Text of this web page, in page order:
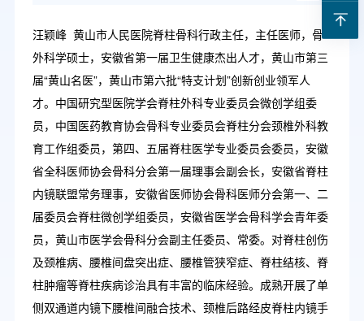
汪颖峰 黄山市人民医院脊柱骨科行政主任，主任医师，骨
外科学硕士，安徽省第一届卫生健康杰出人才，黄山市第三
届“黄山名医”，黄山市第六批“特支计划”创新创业领军人
才。中国研究型医院学会脊柱外科专业委员会微创学组委
员，中国医药教育协会骨科专业委员会脊柱分会颈椎外科教
育工作组委员，第四、五届脊柱医学专业委员会委员，安徽
省全科医师协会骨科分会第一届理事会副会长，安徽省脊柱
内镜联盟常务理事，安徽省医师协会骨科医师分会第一、二
届委员会脊柱微创学组委员，安徽省医学会骨科学会青年委
员，黄山市医学会骨科分会副主任委员、常委。对脊柱创伤
及颈椎病、腰椎间盘突出症、腰椎管狭窄症、脊柱结核、脊
柱肿瘤等脊柱疾病诊治具有丰富的临床经验。成熟开展了单
侧双通道内镜下腰椎间融合技术、颈椎后路经皮脊柱内镜手